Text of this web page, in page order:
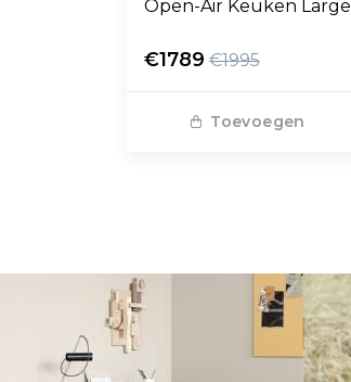
Open-Air Keuken Large
€1789 €1995
Toevoegen